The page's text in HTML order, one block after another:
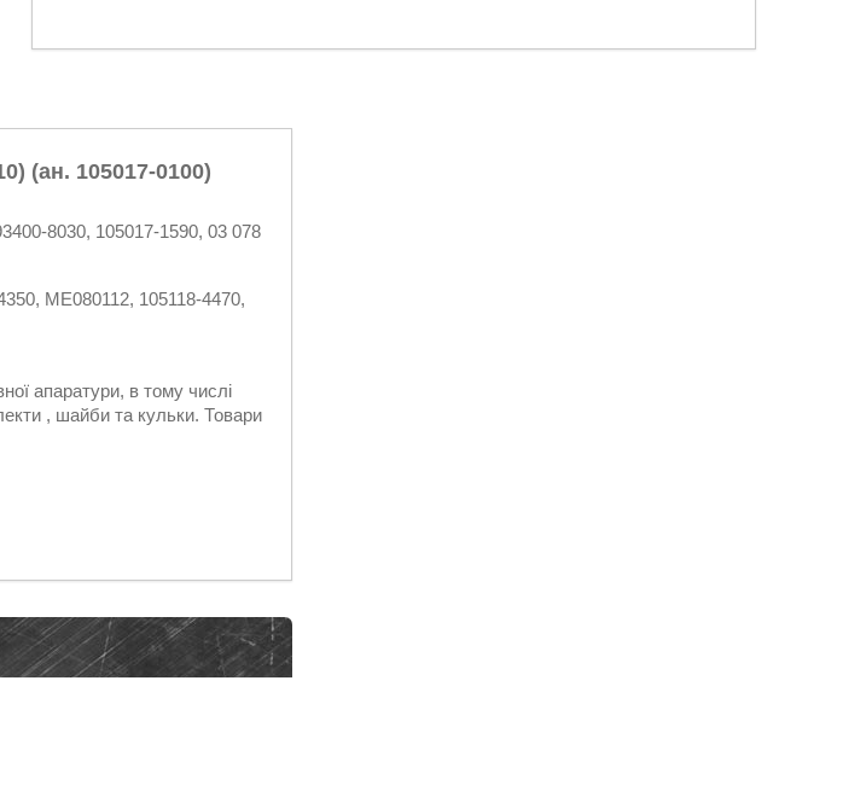
(ан. 105017-0100)
8030, 105017-1590, 03 078
ME080112, 105118-4470,
апаратури, в тому числі
, шайби та кульки. Товари